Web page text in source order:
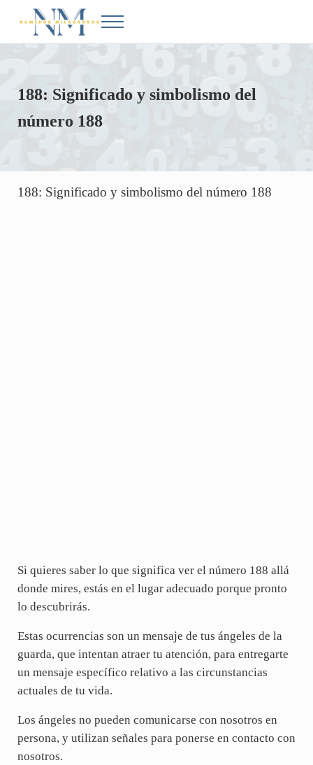
Saltar al contenido principal
Skip to after header navigation
Skip to site footer
Números Milagrosos
Conoce el significado de los números en la Biblia
Menu
188: Significado y simbolismo del
número 188
188: Significado y simbolismo del número 188
Si quieres saber lo que significa ver el número 188 allá
donde mires, estás en el lugar adecuado porque pronto
lo descubrirás.
Estas ocurrencias son un mensaje de tus ángeles de la
guarda, que intentan atraer tu atención, para entregarte
un mensaje específico relativo a las circunstancias
actuales de tu vida.
Los ángeles no pueden comunicarse con nosotros en
persona, y utilizan señales para ponerse en contacto con
nosotros.